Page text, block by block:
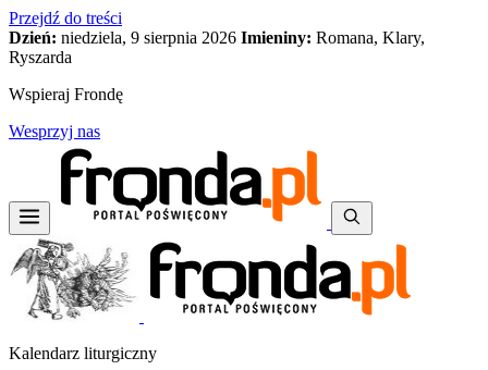
Przejdź do treści
Dzień: niedziela, 9 sierpnia 2026 Imieniny: Romana, Klary,
Ryszarda
Wspieraj Frondę
Wesprzyj nas
Kalendarz liturgiczny